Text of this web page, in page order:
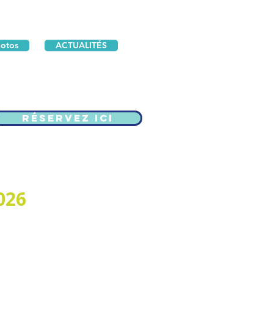
ACTUALITÉS
Réservez ici